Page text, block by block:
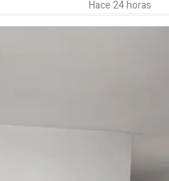
Hace 24 horas